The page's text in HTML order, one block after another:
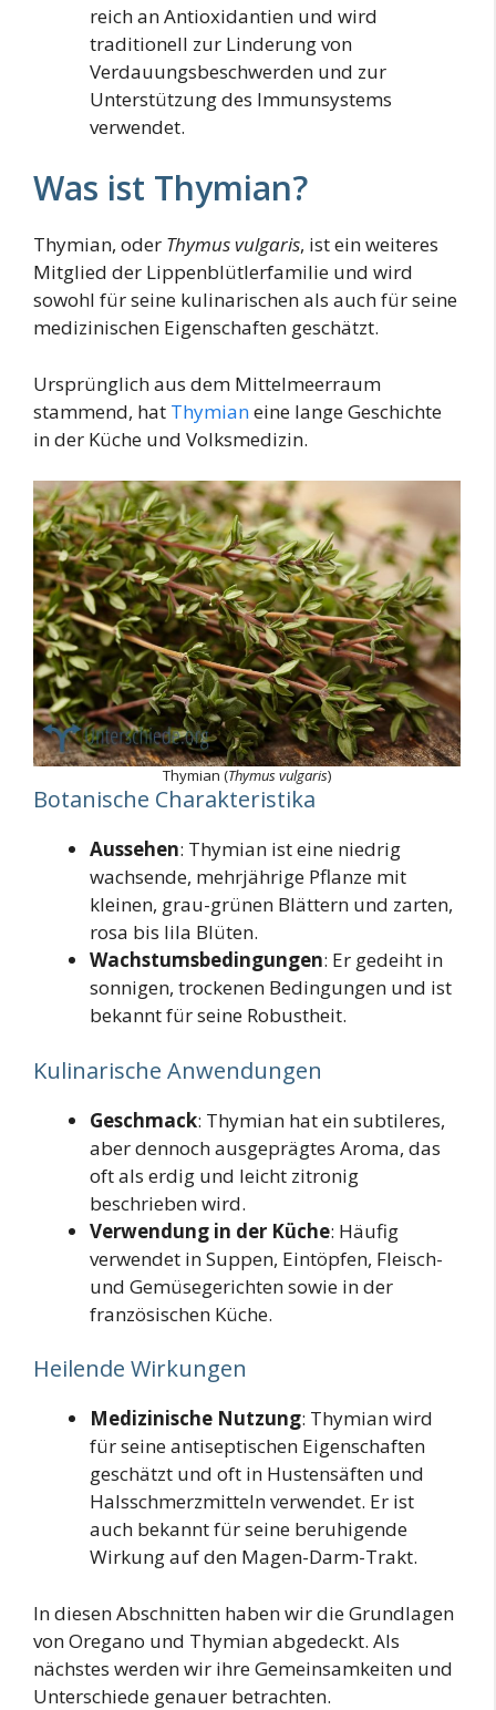
reich an Antioxidantien und wird
traditionell zur Linderung von
Verdauungsbeschwerden und zur
Unterstützung des Immunsystems
verwendet.
Was ist Thymian?
Thymian, oder Thymus vulgaris, ist ein weiteres
Mitglied der Lippenblütlerfamilie und wird
sowohl für seine kulinarischen als auch für seine
medizinischen Eigenschaften geschätzt.
Ursprünglich aus dem Mittelmeerraum
stammend, hat Thymianeine lange Geschichte
in der Küche und Volksmedizin.
Thymian (Thymus vulgaris)
Botanische Charakteristika
Aussehen: Thymian ist eine niedrig
wachsende, mehrjährige Pflanze mit
kleinen, grau-grünen Blättern und zarten,
rosa bis lila Blüten.
Wachstumsbedingungen: Er gedeiht in
sonnigen, trockenen Bedingungen und ist
bekannt für seine Robustheit.
Kulinarische Anwendungen
Geschmack: Thymian hat ein subtileres,
aber dennoch ausgeprägtes Aroma, das
oft als erdig und leicht zitronig
beschrieben wird.
Verwendung in der Küche: Häufig
verwendet in Suppen, Eintöpfen, Fleisch-
und Gemüsegerichten sowie in der
französischen Küche.
Heilende Wirkungen
Medizinische Nutzung: Thymian wird
für seine antiseptischen Eigenschaften
geschätzt und oft in Hustensäften und
Halsschmerzmitteln verwendet. Er ist
auch bekannt für seine beruhigende
Wirkung auf den Magen-Darm-Trakt.
In diesen Abschnitten haben wir die Grundlagen
von Oregano und Thymian abgedeckt. Als
nächstes werden wir ihre Gemeinsamkeiten und
Unterschiede genauer betrachten.